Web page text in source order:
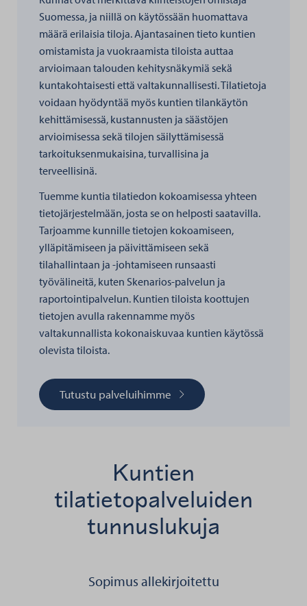
Suomessa, ja niillä on käytössään huomattava
määrä erilaisia tiloja. Ajantasainen tieto kuntien
omistamista ja vuokraamista tiloista auttaa
arvioimaan talouden kehitysnäkymiä sekä
kuntakohtaisesti että valtakunnallisesti. Tilatietoja
voidaan hyödyntää myös kuntien tilankäytön
kehittämisessä, kustannusten ja säästöjen
arvioimisessa sekä tilojen säilyttämisessä
tarkoituksenmukaisina, turvallisina ja
terveellisinä.
Tuemme kuntia tilatiedon kokoamisessa yhteen
tietojärjestelmään, josta se on helposti saatavilla.
Tarjoamme kunnille tietojen kokoamiseen,
ylläpitämiseen ja päivittämiseen sekä
tilahallintaan ja -johtamiseen runsaasti
työvälineitä, kuten Skenarios-palvelun ja
raportointipalvelun. Kuntien tiloista koottujen
tietojen avulla rakennamme myös
valtakunnallista kokonaiskuvaa kuntien käytössä
olevista tiloista.
Tutustu palveluihimme
Kuntien
tilatietopalveluiden
tunnuslukuja
Sopimus allekirjoitettu